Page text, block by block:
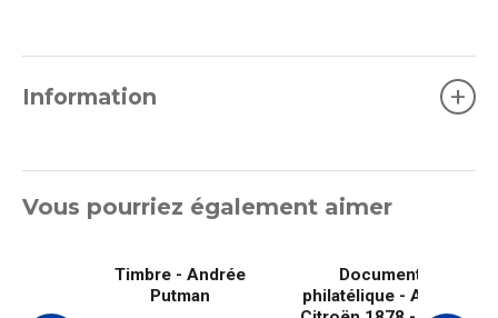
Information +
Vous pourriez également aimer
Timbre - Andrée
Putman
Document
philatélique - André